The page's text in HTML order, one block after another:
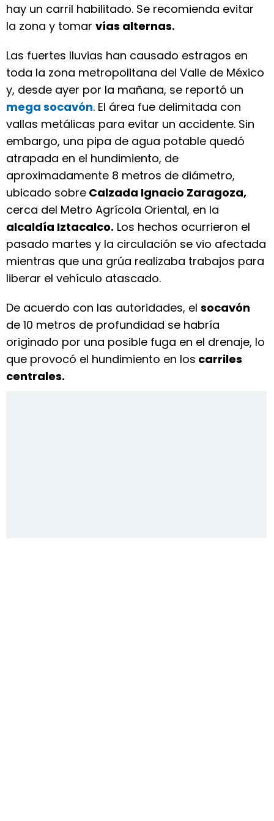
hay un carril habilitado. Se recomienda evitar
la zona y tomar vías alternas.
Las fuertes lluvias han causado estragos en
toda la zona metropolitana del Valle de México
y, desde ayer por la mañana, se reportó un
mega socavón. El área fue delimitada con
vallas metálicas para evitar un accidente. Sin
embargo, una pipa de agua potable quedó
atrapada en el hundimiento, de
aproximadamente 8 metros de diámetro,
ubicado sobre Calzada Ignacio Zaragoza,
cerca del Metro Agrícola Oriental, en la
alcaldía Iztacalco. Los hechos ocurrieron el
pasado martes y la circulación se vio afectada
mientras que una grúa realizaba trabajos para
liberar el vehículo atascado.
De acuerdo con las autoridades, el socavón
de 10 metros de profundidad se habría
originado por una posible fuga en el drenaje, lo
que provocó el hundimiento en los carriles
centrales.